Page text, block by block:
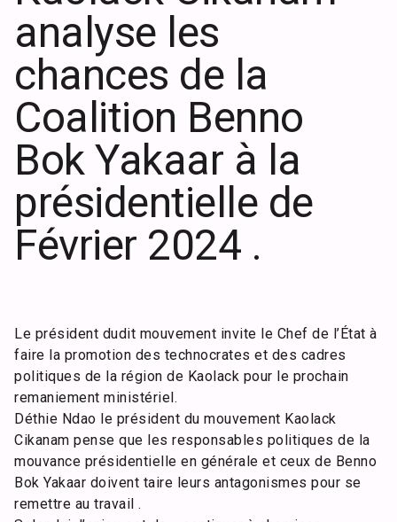
analyse les
chances de la
Coalition Benno
Bok Yakaar à la
présidentielle de
Février 2024 .
Le président dudit mouvement invite le Chef de l’État à
faire la promotion des technocrates et des cadres
politiques de la région de Kaolack pour le prochain
remaniement ministériel.
Déthie Ndao le président du mouvement Kaolack
Cikanam pense que les responsables politiques de la
mouvance présidentielle en générale et ceux de Benno
Bok Yakaar doivent taire leurs antagonismes pour se
remettre au travail .